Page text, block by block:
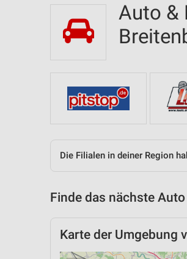
Auto &
Die Filialen in deiner Region
Finde das nächste
Karte der Umgebung